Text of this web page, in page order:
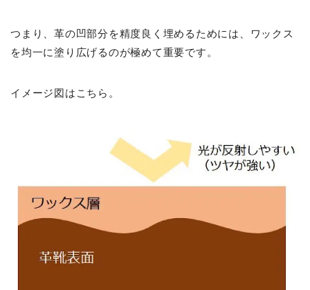
つまり、革の凹部分を精度良く埋めるためには、ワックス
を均一に塗り広げるのが極めて重要です。
イメージ図はこちら。